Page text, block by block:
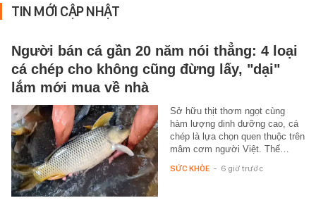
TIN MỚI CẬP NHẬT
Người bán cá gần 20 năm nói thẳng: 4 loại
cá chép cho không cũng đừng lấy, "dại"
lắm mới mua về nhà
Sở hữu thịt thơm ngọt cùng
hàm lượng dinh dưỡng cao, cá
chép là lựa chọn quen thuộc trên
mâm cơm người Việt. Thế…
SỨC KHỎE - 6 giờ trước